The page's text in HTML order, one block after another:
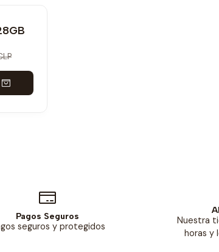
Pagos Seguros
seguros y protegidos
Nuestra
horas y